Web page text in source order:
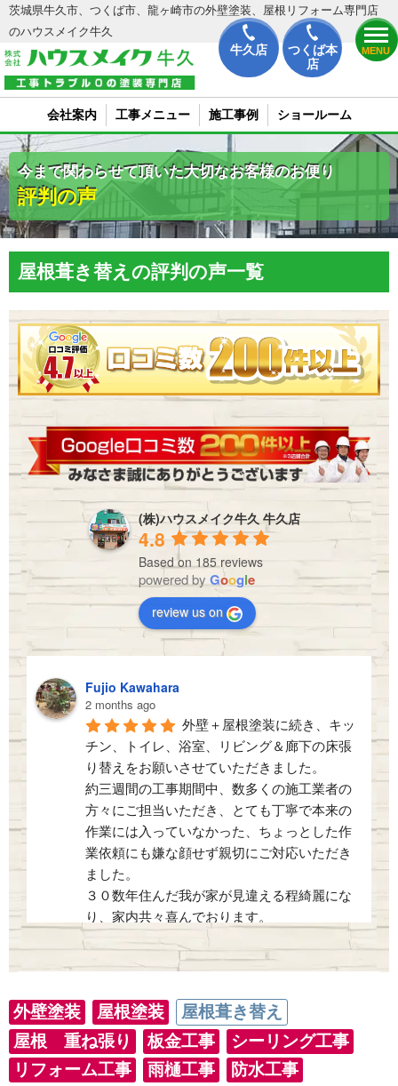
牛久店
つくば本
店
MENU
茨城県牛久市、つくば市、龍ヶ崎市の外壁塗装、屋根リフォーム専門店
のハウスメイク牛久
会社案内 工事メニュー 施工事例 ショールーム
今まで関わらせて頂いた大切なお客様のお便り
評判の声
屋根葺き替えの評判の声一覧
(株)ハウスメイク牛久 牛久店
4.8
Based on 185 reviews
powered by Google
review us on
Fujio Kawahara
2 months ago
外壁＋屋根塗装に続き、キッ
チン、トイレ、浴室、リビング＆廊下の床張
り替えをお願いさせていただきました。
約三週間の工事期間中、数多くの施工業者の
方々にご担当いただき、とても丁寧で本来の
作業には入っていなかった、ちょっとした作
業依頼にも嫌な顔せず親切にご対応いただき
ました。
３０数年住んだ我が家が見違える程綺麗にな
り、家内共々喜んでおります。
工事期間中は、社長はじめご担当者の方
read more
kaori
6 months ago
外壁塗装をお願いしました
が、仕上がりにとても満足しています。作業
外壁塗装 屋根塗装
屋根葺き替え
屋根 重ね張り
板金工事
シーリング工事
リフォーム工事
雨樋工事
防水工事